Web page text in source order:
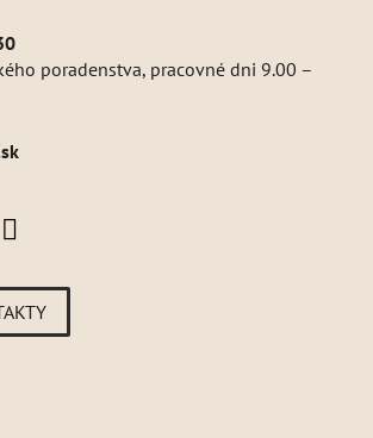
poradenstva, pracovné dni 9.00 –